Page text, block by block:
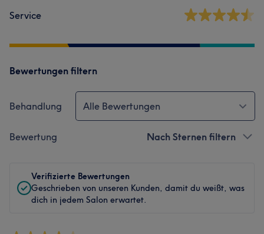
Service
Bewertungen filtern
Behandlung Alle Bewertungen
Bewertung Nach Sternen filtern
Verifizierte Bewertungen
Geschrieben von unseren Kunden, damit du weißt, was
dich in jedem Salon erwartet.